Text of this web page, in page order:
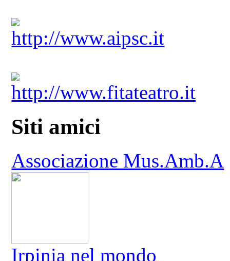
http://www.aipsc.it
http://www.fitateatro.it
Siti amici
Associazione Mus.Amb.A
Irpinia nel mondo